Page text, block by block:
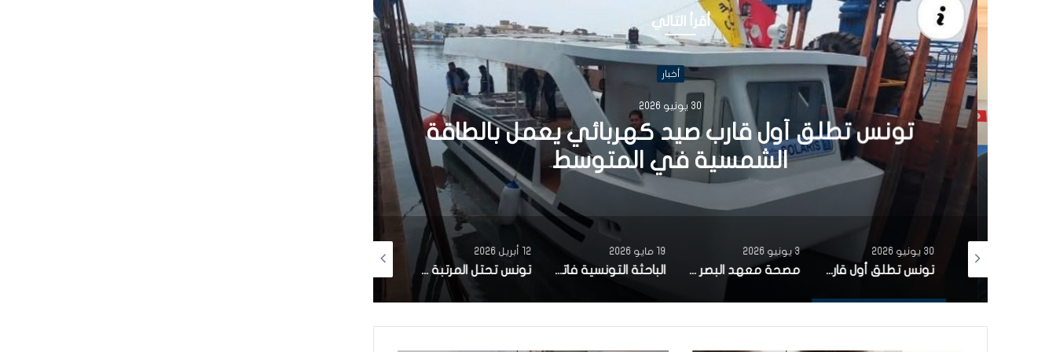
أقرأ التالي
أخبار
30 يونيو 2026
تونس تطلق أول قارب صيد كهربائي يعمل بالطاقة
الشمسية في المتوسط
30 يونيو 2026
تونس تطلق أول قارب صيد كهربائي يعمل بالطاقة الشمسية في المتوسط
3 يونيو 2026
مصحة معهد البصر والشبكية بالبحيرة 1 تقوم باجراء اكثر من 50 عملية جراحية لازالة الماء الابيض مجانا لفائدة عدد من اهالي قفصة
19 مايو 2026
الباحثة التونسية فاتن المولدي تنجح في الحصول على براءة اختراع في الولايات المتحدة الأمريكية، وذلك بعد ابتكارها محركاً هجيناً ثورياً
12 أبريل 2026
تونس تحتل المرتبة الاولى افريقيا من حيث عدد النساء المطورات للبرمجيات